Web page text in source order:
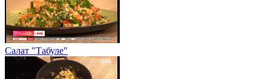
Салат "Табуле"